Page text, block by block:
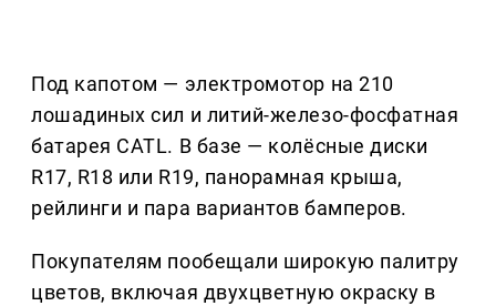
Под капотом — электромотор на 210
лошадиных сил и литий-железо-фосфатная
батарея CATL. В базе — колёсные диски
R17, R18 или R19, панорамная крыша,
рейлинги и пара вариантов бамперов.
Покупателям пообещали широкую палитру
цветов, включая двухцветную окраску в